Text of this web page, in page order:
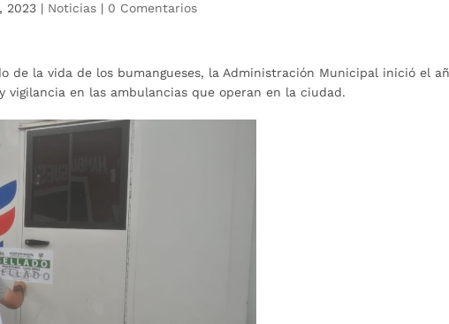
2023 | Noticias | 0 Comentarios
de la vida de los bumangueses, la Administración Municipal inició el
vigilancia en las ambulancias que operan en la ciudad.